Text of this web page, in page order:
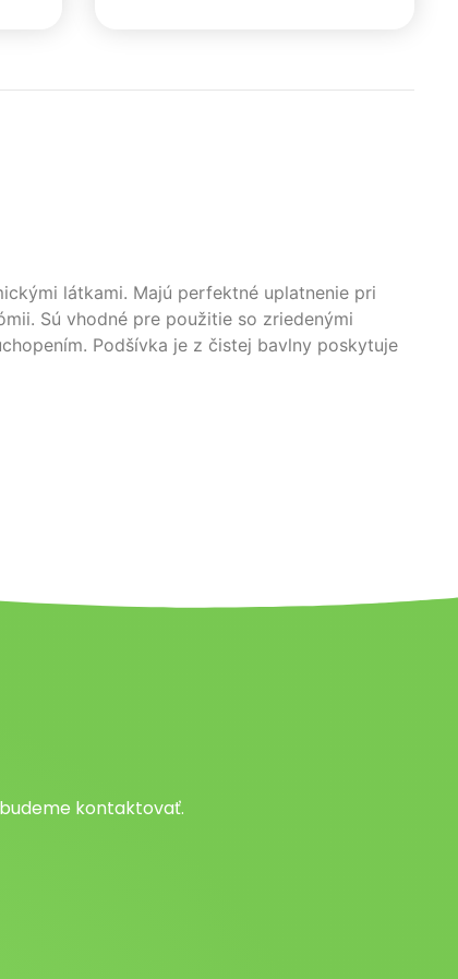
látkami. Majú perfektné uplatnenie pri
Sú vhodné pre použitie so zriedenými
Podšívka je z čistej bavlny poskytuje
kontaktovať.